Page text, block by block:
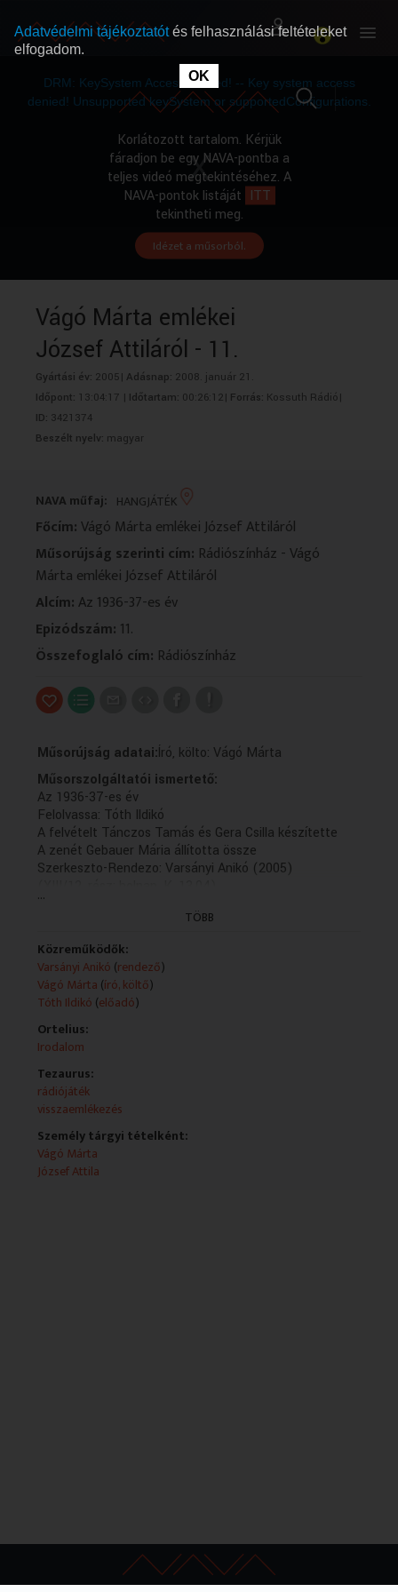
RÓLUNK
RÓLUNK
DRM: KeySystem Access Denied! -- Key system access
denied! Unsupported keySystem or supportedConfigurations.
Korlátozott tartalom. Kérjük
fáradjon be egy NAVA-pontba a
teljes videó megtekintéséhez. A
NAVA-pontok listáját ITT
tekintheti meg.
Idézet a műsorból.
Vágó Márta emlékei
József Attiláról - 11.
Gyártási év: 2005| Adásnap: 2008. január 21.
Időpont: 13:04:17 | Időtartam: 00:26:12| Forrás: Kossuth Rádió|
ID: 3421374
Beszélt nyelv: magyar
NAVA műfaj: HANGJÁTÉK
Főcím:Vágó Márta emlékei József Attiláról
Műsorújság szerinti cím: Rádiószínház - Vágó
Márta emlékei József Attiláról
Alcím:Az 1936-37-es év
Epizódszám: 11.
Összefoglaló cím: Rádiószínház
Műsorújság adatai:Író, költo: Vágó Márta
Műsorszolgáltatói ismertető:
Az 1936-37-es év
Felolvassa: Tóth Ildikó
A felvételt Tánczos Tamás és Gera Csilla készítette
A zenét Gebauer Mária állította össze
Szerkeszto-Rendezo: Varsányi Anikó (2005)
...
TÖBB
Közreműködők:
Varsányi Anikó (rendező)
Vágó Márta (író, költő)
Tóth Ildikó (előadó)
Ortelius:
Irodalom
Tezaurus:
rádiójáték
visszaemlékezés
Személy tárgyi tételként:
Vágó Márta
József Attila
Adatvédelmi tájékoztatótés felhasználási feltételeket
elfogadom.
OK